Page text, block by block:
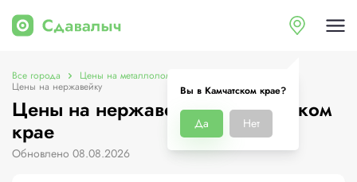
Вы в Камчатском крае?
Да Нет
Все города Цены на металлолом в Камчатском крае
Цены на нержавейку
Цены на нержавейку в Камчатском
крае
Обновлено 08.08.2026